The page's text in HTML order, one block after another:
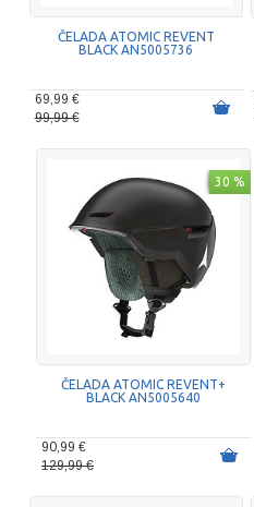
ČELADA ATOMIC REVENT
BLACK AN5005736
69,99 €
99,99 €
30 %
ČELADA ATOMIC REVENT+
BLACK AN5005640
90,99 €
129,99 €